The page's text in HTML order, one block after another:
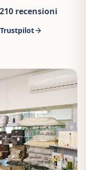
210 recensioni